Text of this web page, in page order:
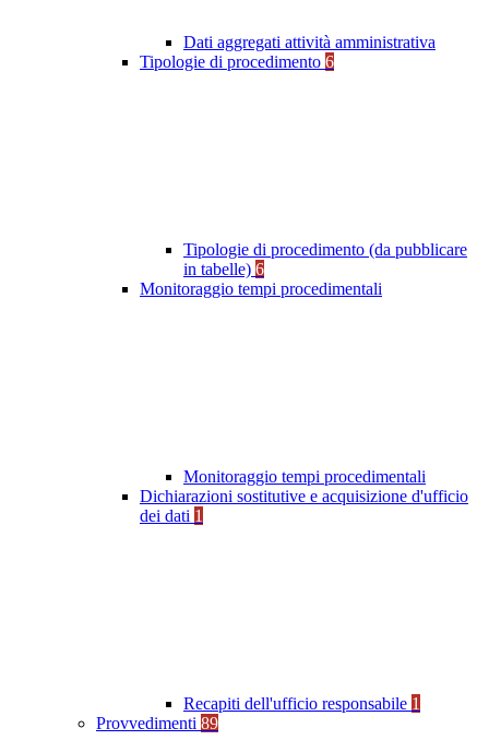
Dati aggregati attività amministrativa
Tipologie di procedimento 6
Tipologie di procedimento (da pubblicare
in tabelle) 6
Monitoraggio tempi procedimentali
Monitoraggio tempi procedimentali
Dichiarazioni sostitutive e acquisizione d'ufficio
dei dati 1
Recapiti dell'ufficio responsabile 1
Provvedimenti 89